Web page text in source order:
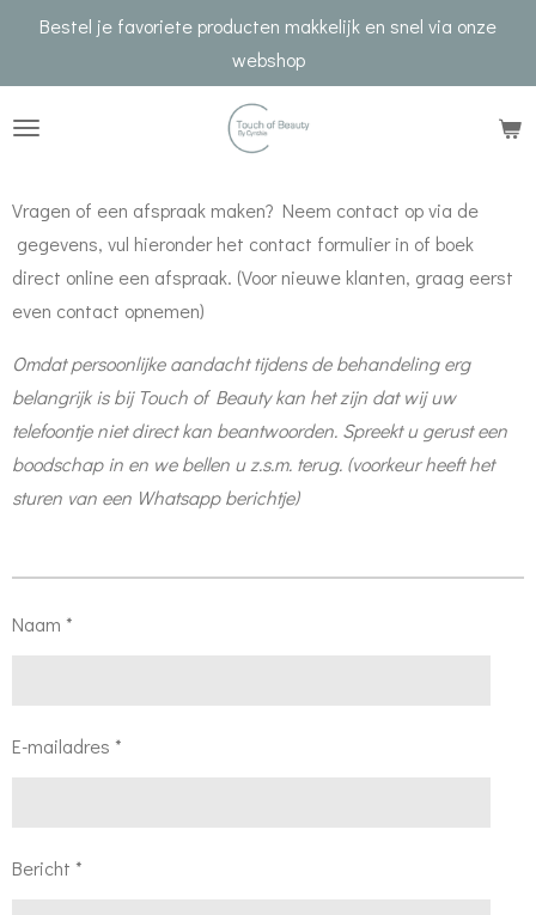
de
Bestel je favoriete producten makkelijk en snel via onze
webshop
Vragen of een afspraak maken? Neem contact op via de
gegevens, vul hieronder het contact formulier in of boek
direct online een afspraak. (Voor nieuwe klanten, graag eerst
even contact opnemen)
Omdat persoonlijke aandacht tijdens de behandeling erg
belangrijk is bij Touch of Beauty kan het zijn dat wij uw
telefoontje niet direct kan beantwoorden. Spreekt u gerust een
boodschap in en we bellen u z.s.m. terug. (voorkeur heeft het
sturen van een Whatsapp berichtje)
Naam *
E-mailadres *
Bericht *